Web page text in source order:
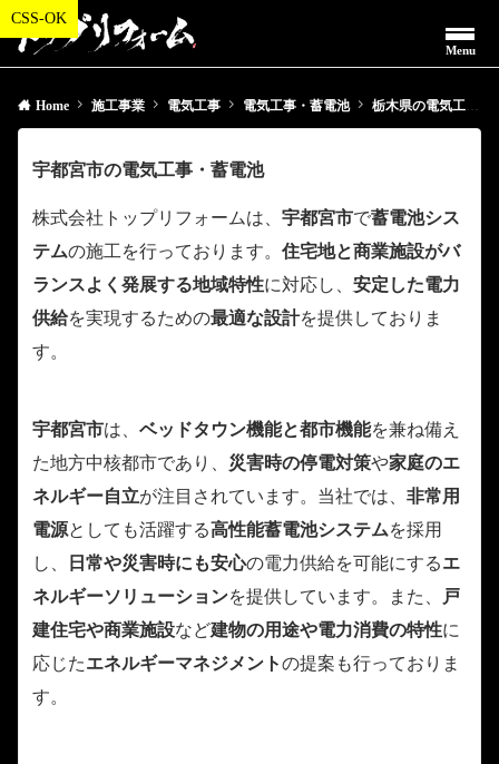
Menu
Home 施工事業 電気工事 電気工事・蓄電池 栃木県の電気工事・蓄電池
宇都宮市の電気工事・蓄電池
株式会社トップリフォームは、 宇都宮市で蓄電池シス
テムの施工を行っております。 住宅地と商業施設がバ
ランスよく発展する地域特性に対応し、 安定した電力
供給を実現するための最適な設計を提供しておりま
す。
宇都宮市は、 ベッドタウン機能と都市機能を兼ね備え
た地方中核都市であり、 災害時の停電対策や家庭のエ
ネルギー自立が注目されています。当社では、 非常用
電源としても活躍する高性能蓄電池システムを採用
し、
日常や災害時にも安心の電力供給を可能にするエ
ネルギーソリューションを提供しています。また、
戸
建住宅や商業施設など建物の用途や電力消費の特性に
応じたエネルギーマネジメントの提案も行っておりま
す。